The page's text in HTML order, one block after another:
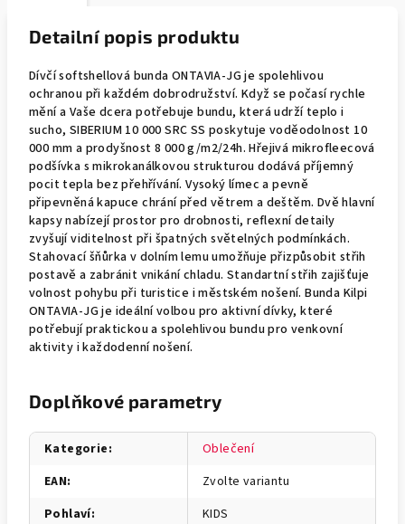
Detailní popis produktu
Dívčí softshellová bunda ONTAVIA-JG je spolehlivou
ochranou při každém dobrodružství. Když se počasí rychle
mění a Vaše dcera potřebuje bundu, která udrží teplo i
sucho, SIBERIUM 10 000 SRC SS poskytuje voděodolnost 10
000 mm a prodyšnost 8 000 g/m2/24h. Hřejivá mikrofleecová
podšívka s mikrokanálkovou strukturou dodává příjemný
pocit tepla bez přehřívání. Vysoký límec a pevně
připevněná kapuce chrání před větrem a deštěm. Dvě hlavní
kapsy nabízejí prostor pro drobnosti, reflexní detaily
zvyšují viditelnost při špatných světelných podmínkách.
Stahovací šňůrka v dolním lemu umožňuje přizpůsobit střih
postavě a zabránit vnikání chladu. Standartní střih zajišťuje
volnost pohybu při turistice i městském nošení. Bunda Kilpi
ONTAVIA-JG je ideální volbou pro aktivní dívky, které
potřebují praktickou a spolehlivou bundu pro venkovní
aktivity i každodenní nošení.
Doplňkové parametry
Kategorie:
Oblečení
EAN:
Zvolte variantu
Pohlaví: KIDS